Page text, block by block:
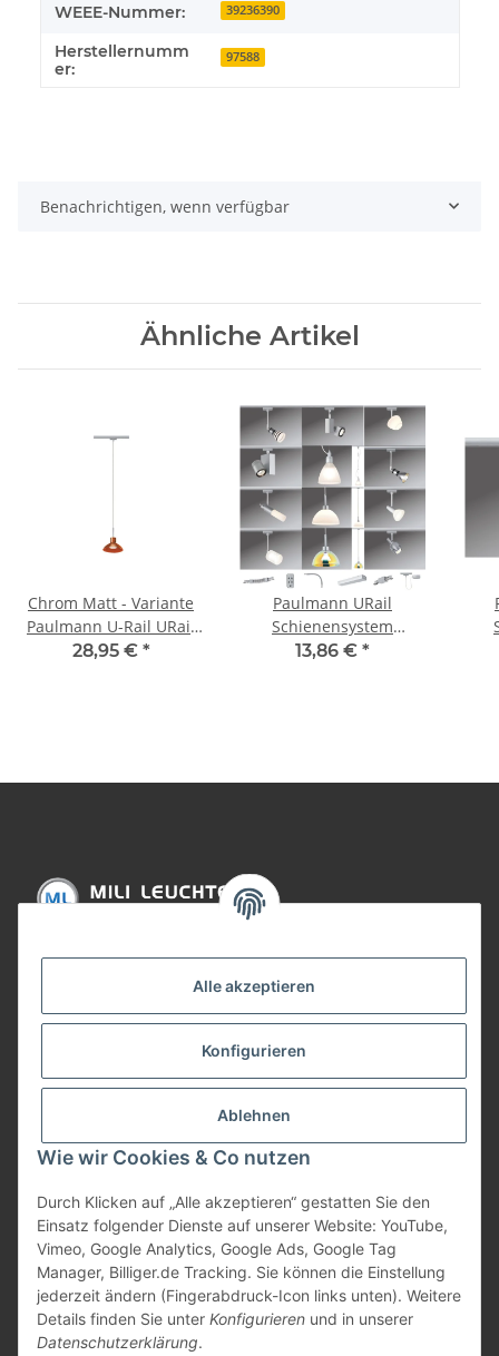
Alle akzeptieren
Konfigurieren
Ablehnen
Wie wir Cookies & Co nutzen
Durch Klicken auf „Alle akzeptieren“ gestatten Sie den
Einsatz folgender Dienste auf unserer Website: YouTube,
Vimeo, Google Analytics, Google Ads, Google Tag
Manager, Billiger.de Tracking. Sie können die Einstellung
jederzeit ändern (Fingerabdruck-Icon links unten). Weitere
Details finden Sie unter Konfigurieren und in unserer
Datenschutzerklärung.
WEEE-Nummer: 39236390
Herstellernumm
er:
97588
Benachrichtigen, wenn verfügbar
Ähnliche Artikel
Chrom Matt - Variante
Paulmann U-Rail URail
230V Schienensystem
28,95 € *
Paulmann URail
Schienensystem
Light&Easy Spot
13,86 € *
Gesetzliche Informationen
Bezahlung
Vertrag widerrufen